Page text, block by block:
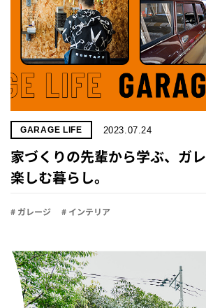
GARAGE LIFE 2023.07.24
家づくりの先輩から学ぶ、ガ
楽しむ暮らし。
# ガレージ # インテリア